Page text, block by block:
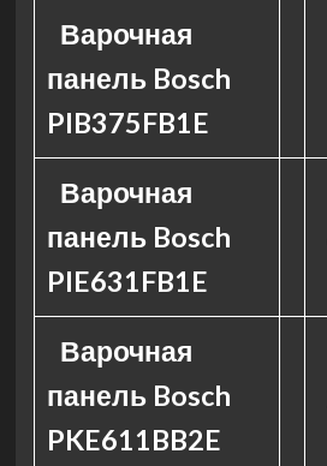
Варочная
панель Bosch
PIB375FB1E
Варочная
панель Bosch
PIE631FB1E
Варочная
панель Bosch
PKE611BB2E